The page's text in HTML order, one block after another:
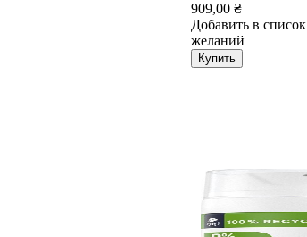
909,00 ₴
Добавить в список
желаний
Купить